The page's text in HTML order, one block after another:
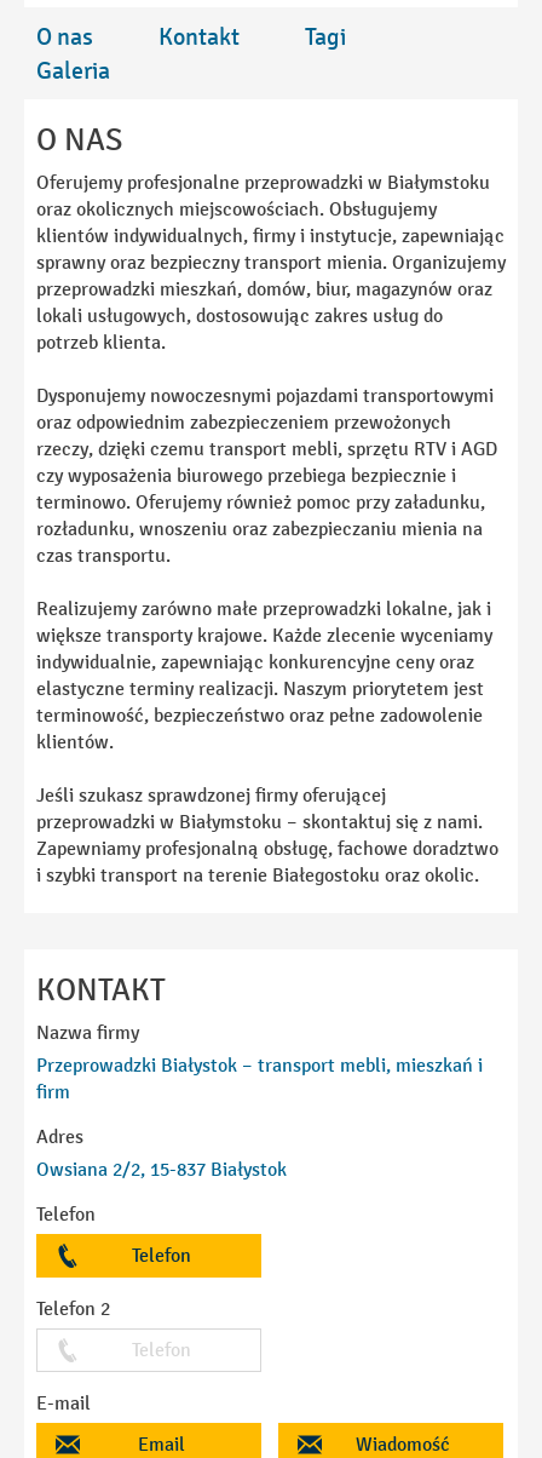
O nas Kontakt
Tagi
Galeria
O NAS
Oferujemy profesjonalne przeprowadzki w Białymstoku
oraz okolicznych miejscowościach. Obsługujemy
klientów indywidualnych, firmy i instytucje, zapewniając
sprawny oraz bezpieczny transport mienia. Organizujemy
przeprowadzki mieszkań, domów, biur, magazynów oraz
lokali usługowych, dostosowując zakres usług do
potrzeb klienta.
Dysponujemy nowoczesnymi pojazdami transportowymi
oraz odpowiednim zabezpieczeniem przewożonych
rzeczy, dzięki czemu transport mebli, sprzętu RTV i AGD
czy wyposażenia biurowego przebiega bezpiecznie i
terminowo. Oferujemy również pomoc przy załadunku,
rozładunku, wnoszeniu oraz zabezpieczaniu mienia na
czas transportu.
Realizujemy zarówno małe przeprowadzki lokalne, jak i
większe transporty krajowe. Każde zlecenie wyceniamy
indywidualnie, zapewniając konkurencyjne ceny oraz
elastyczne terminy realizacji. Naszym priorytetem jest
terminowość, bezpieczeństwo oraz pełne zadowolenie
klientów.
Jeśli szukasz sprawdzonej firmy oferującej
przeprowadzki w Białymstoku – skontaktuj się z nami.
Zapewniamy profesjonalną obsługę, fachowe doradztwo
i szybki transport na terenie Białegostoku oraz okolic.
KONTAKT
Nazwa firmy
Przeprowadzki Białystok – transport mebli, mieszkań i
firm
Adres
Owsiana 2/2, 15-837 Białystok
Telefon
Telefon
Telefon 2
Telefon
E-mail
Email
Wiadomość